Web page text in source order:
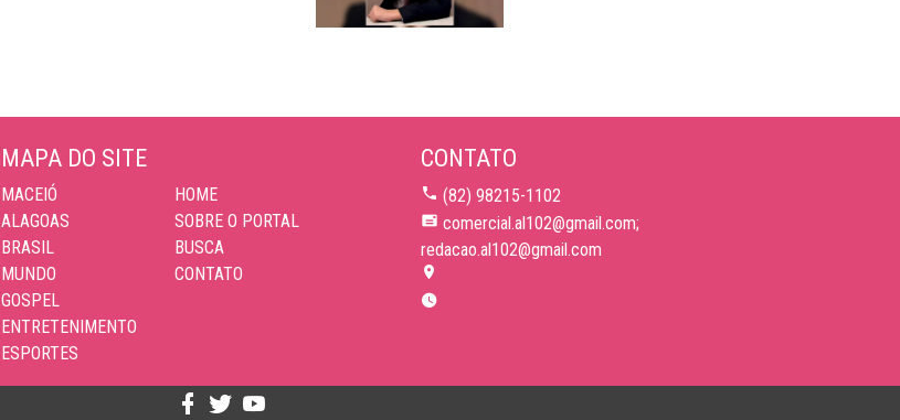
MAPA DO SITE
MACEIÓ
ALAGOAS
BRASIL
MUNDO
GOSPEL
ENTRETENIMENTO
ESPORTES
HOME
SOBRE O PORTAL
BUSCA
CONTATO
CONTATO
(82) 98215-1102
comercial.al102@gmail.com;
redacao.al102@gmail.com